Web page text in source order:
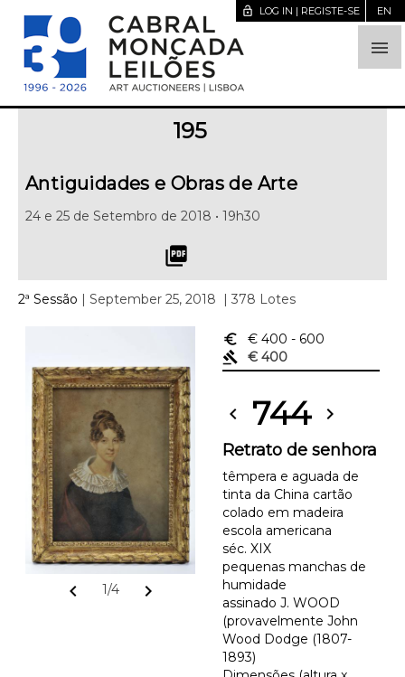

lock_open LOG IN | REGISTE-SE EN
195
Antiguidades e Obras de Arte
24 e 25 de Setembro de 2018 • 19h30
picture_as_pdf
2ª Sessão | September 25, 2018 | 378 Lotes
chevron_left 1/4 chevron_right
euro_symbol € 400 - 600
gavel
€ 400
chevron_left 744 chevron_right
Retrato de senhora
têmpera e aguada de
tinta da China cartão
colado em madeira
escola americana
séc. XIX
pequenas manchas de
humidade
assinado J. WOOD
(provavelmente John
Wood Dodge (1807-
1893)